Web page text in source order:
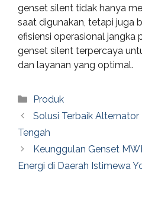
genset silent tidak hanya
saat digunakan, tetapi juga
efisiensi operasional jangka
genset silent terpercaya
dan layanan yang optimal.
Categories
Produk
Solusi Terbaik
Tengah
Keunggulan Genset
Energi di Daerah Istimewa